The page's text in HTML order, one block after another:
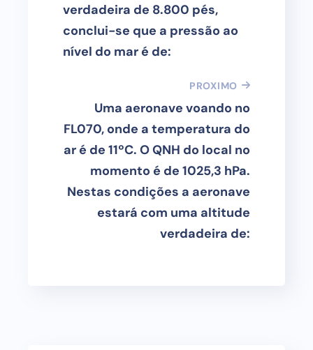
verdadeira de 8.800 pés,
conclui-se que a pressão ao
nível do mar é de:
PROXIMO
Uma aeronave voando no
FL070, onde a temperatura do
ar é de 11ºC. O QNH do local no
momento é de 1025,3 hPa.
Nestas condições a aeronave
estará com uma altitude
verdadeira de: